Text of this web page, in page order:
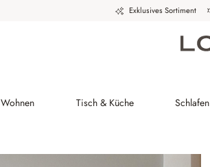
Exklusives Sortiment
Wohnen Tisch & Küche Schlafen